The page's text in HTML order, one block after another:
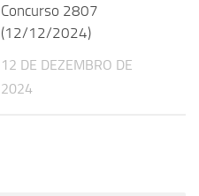
Concurso 2807
(12/12/2024)
12 DE DEZEMBRO DE
2024